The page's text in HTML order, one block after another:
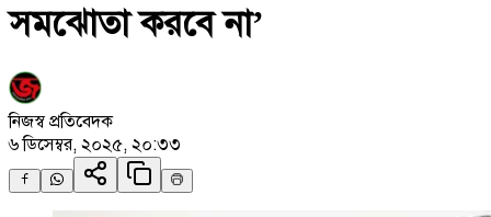
সমঝোতা করবে না’
নিজস্ব প্রতিবেদক
৬ ডিসেম্বর, ২০২৫, ২০:৩৩